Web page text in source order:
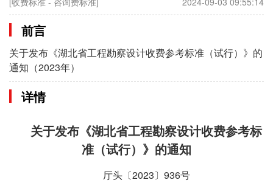
前言
关于发布《湖北省工程勘察设计收费参考标准（试行）》的
通知（2023年）
详情
关于发布《湖北省工程勘察设计收费参考标
准（试行）》的通知
厅头〔2023〕936号